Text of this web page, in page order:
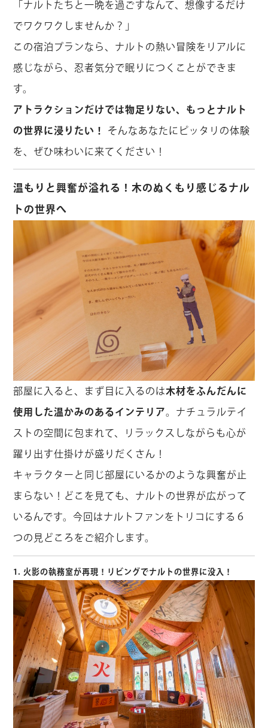
「ナルトたちと一晩を過ごすなんて、想像するだけ
でワクワクしませんか？」
この宿泊プランなら、ナルトの熱い冒険をリアルに
感じながら、忍者気分で眠りにつくことができま
す。
アトラクションだけでは物足りない、もっとナルト
の世界に浸りたい！ そんなあなたにピッタリの体験
を、ぜひ味わいに来てください！
温もりと興奮が溢れる！木のぬくもり感じるナル
トの世界へ
部屋に入ると、まず目に入るのは木材をふんだんに
使用した温かみのあるインテリア。ナチュラルテイ
ストの空間に包まれて、リラックスしながらも心が
躍り出す仕掛けが盛りだくさん！
キャラクターと同じ部屋にいるかのような興奮が止
まらない！どこを見ても、ナルトの世界が広がって
いるんです。今回はナルトファンをトリコにする６
つの見どころをご紹介します。
1. 火影の執務室が再現！リビングでナルトの世界に没入！